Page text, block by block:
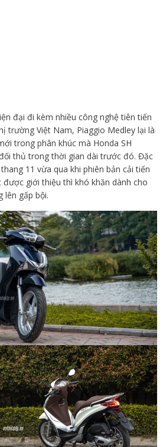
đại đi kèm nhiều công nghệ tiên tiến
trường Việt Nam, Piaggio Medley lại là
trong phân khúc mà Honda SH
thủ trong thời gian dài trước đó. Đặc
11 vừa qua khi phiên bản cải tiến
được giới thiệu thì khó khăn dành cho
lên gấp bội.